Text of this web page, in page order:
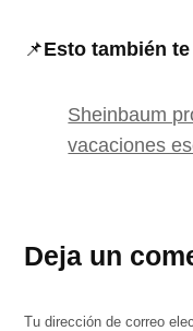
📌Esto también
Sheinbaum
vacaciones
Deja un
Tu dirección de correo